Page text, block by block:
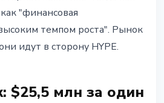
"финансовая
темпом роста". Рынок
идут в сторону HYPE.
$25,5 млн за один